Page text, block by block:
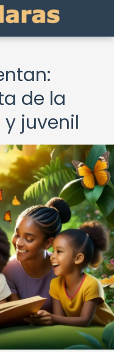
de la
juvenil